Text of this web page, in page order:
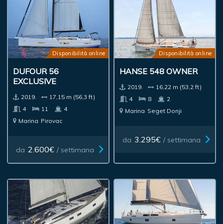
Disponibilità online
DUFOUR 56
EXCLUSIVE
2019.
17,15 m (56,3 ft)
4
11
4
Marina Pirovac
da 2.600€ / settimana
Disponibilità online
HANSE 548 OWNER
2019.
16,22 m (53,2 ft)
4
8
2
Marina Seget Donji
da 3.295€ / settimana